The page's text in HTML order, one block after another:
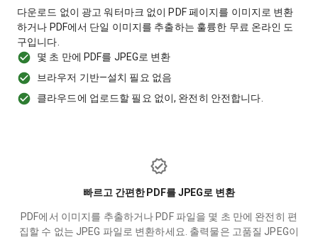
다운로드 없이 광고 워터마크 없이 PDF 페이지를 이미지로 변환
하거나 PDF에서 단일 이미지를 추출하는 훌륭한 무료 온라인 도
구입니다.
몇 초 만에 PDF를 JPEG로 변환
브라우저 기반—설치 필요 없음
클라우드에 업로드할 필요 없이, 완전히 안전합니다.
빠르고 간편한 PDF를 JPEG로 변환
PDF에서 이미지를 추출하거나 PDF 파일을 몇 초 만에 완전히 편
집할 수 없는 JPEG 파일로 변환하세요. 출력물은 고품질 JPEG이